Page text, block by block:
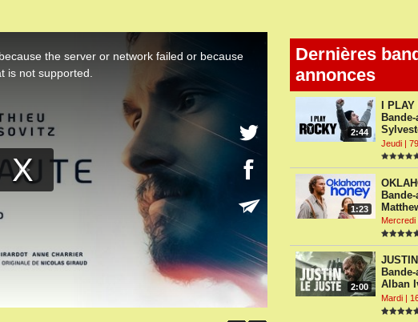
Dernières
annonces
2:44
I
Jeudi |
1:23
Mercredi
2:00
Alban
Mardi |